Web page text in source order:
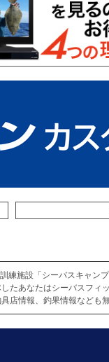
練施設「シーバスキャ
たあなたはシーバスフ
店情報、釣果情報など